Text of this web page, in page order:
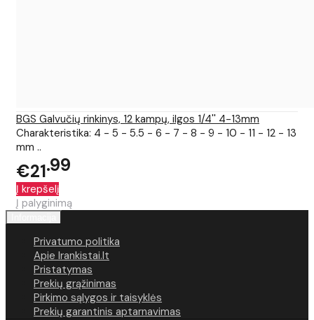
BGS Galvučių rinkinys, 12 kampų, ilgos 1/4'' 4-13mm
Charakteristika: 4 - 5 - 5.5 - 6 - 7 - 8 - 9 - 10 - 11 - 12 - 13
mm ..
€21 99
Į krepšelį
Į palyginimą
Privatumo politika
Apie Irankistai.lt
Pristatymas
Prekių grąžinimas
Pirkimo sąlygos ir taisyklės
Prekių garantinis aptarnavimas